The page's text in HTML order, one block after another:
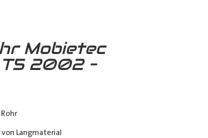
Mobietec
2002 –
Langmaterial